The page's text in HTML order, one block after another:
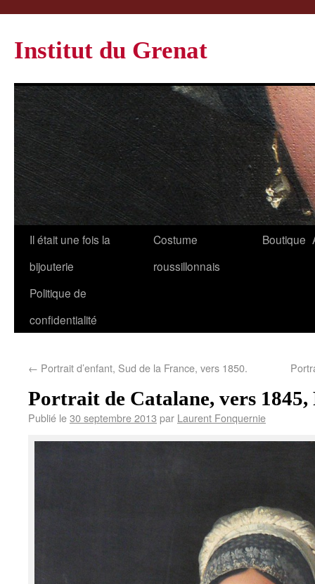
Institut du Grenat
Il était une fois la
bijouterie
Costume
roussillonnais
Boutique
Politique de
confidentialité
← Portrait d’enfant, Sud de la France, vers 1850.
Portrait de Catalane, vers 1845,
Publié le30 septembre 2013 par Laurent Fonquernie